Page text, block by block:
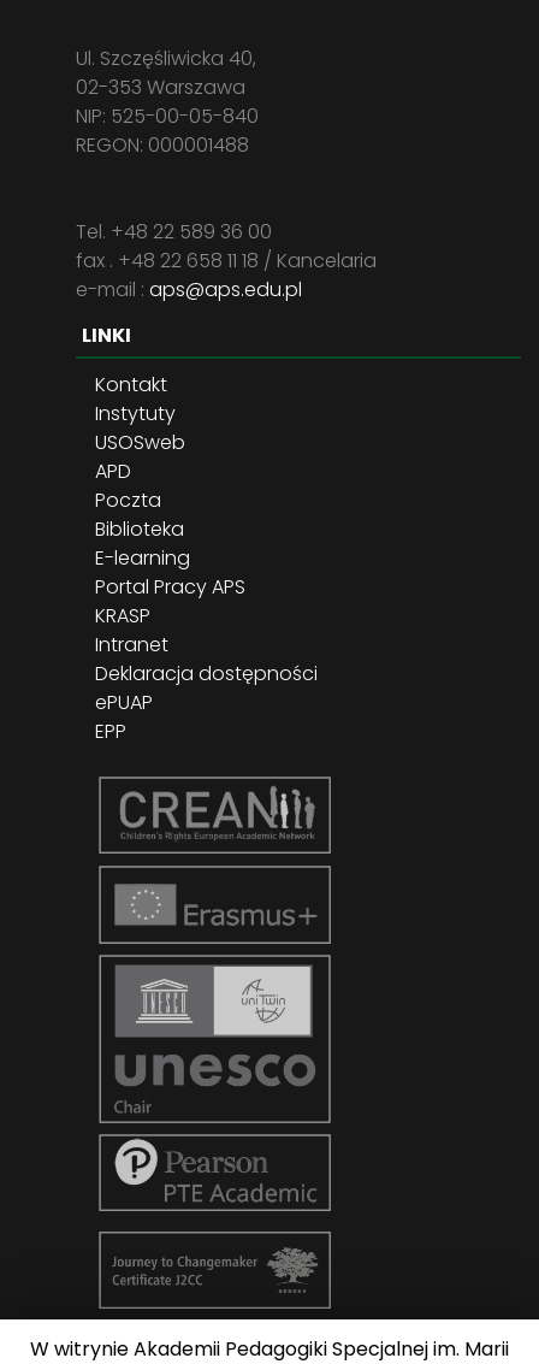
Ul. Szczęśliwicka 40,
02-353 Warszawa
NIP: 525-00-05-840
REGON: 000001488
Tel. +48 22 589 36 00
fax . +48 22 658 11 18 / Kancelaria
e-mail : aps@aps.edu.pl
LINKI
Kontakt
Instytuty
USOSweb
APD
Poczta
Biblioteka
E-learning
Portal Pracy APS
KRASP
Intranet
Deklaracja dostępności
ePUAP
EPP
W witrynie Akademii Pedagogiki Specjalnej im. Marii